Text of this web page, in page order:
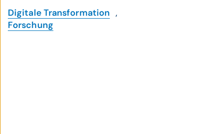
Digitale Transformation ,
Forschung